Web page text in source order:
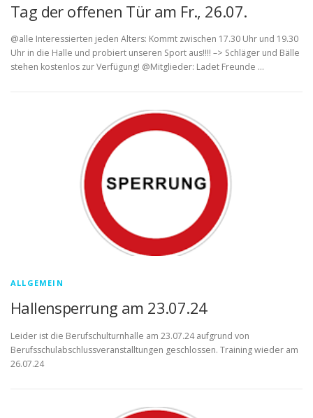
Tag der offenen Tür am Fr., 26.07.
@alle Interessierten jeden Alters: Kommt zwischen 17.30 Uhr und 19.30
Uhr in die Halle und probiert unseren Sport aus!!!! –> Schläger und Bälle
stehen kostenlos zur Verfügung! @Mitglieder: Ladet Freunde …
ALLGEMEIN
Hallensperrung am 23.07.24
Leider ist die Berufschulturnhalle am 23.07.24 aufgrund von
Berufsschulabschlussveranstalltungen geschlossen. Training wieder am
26.07.24